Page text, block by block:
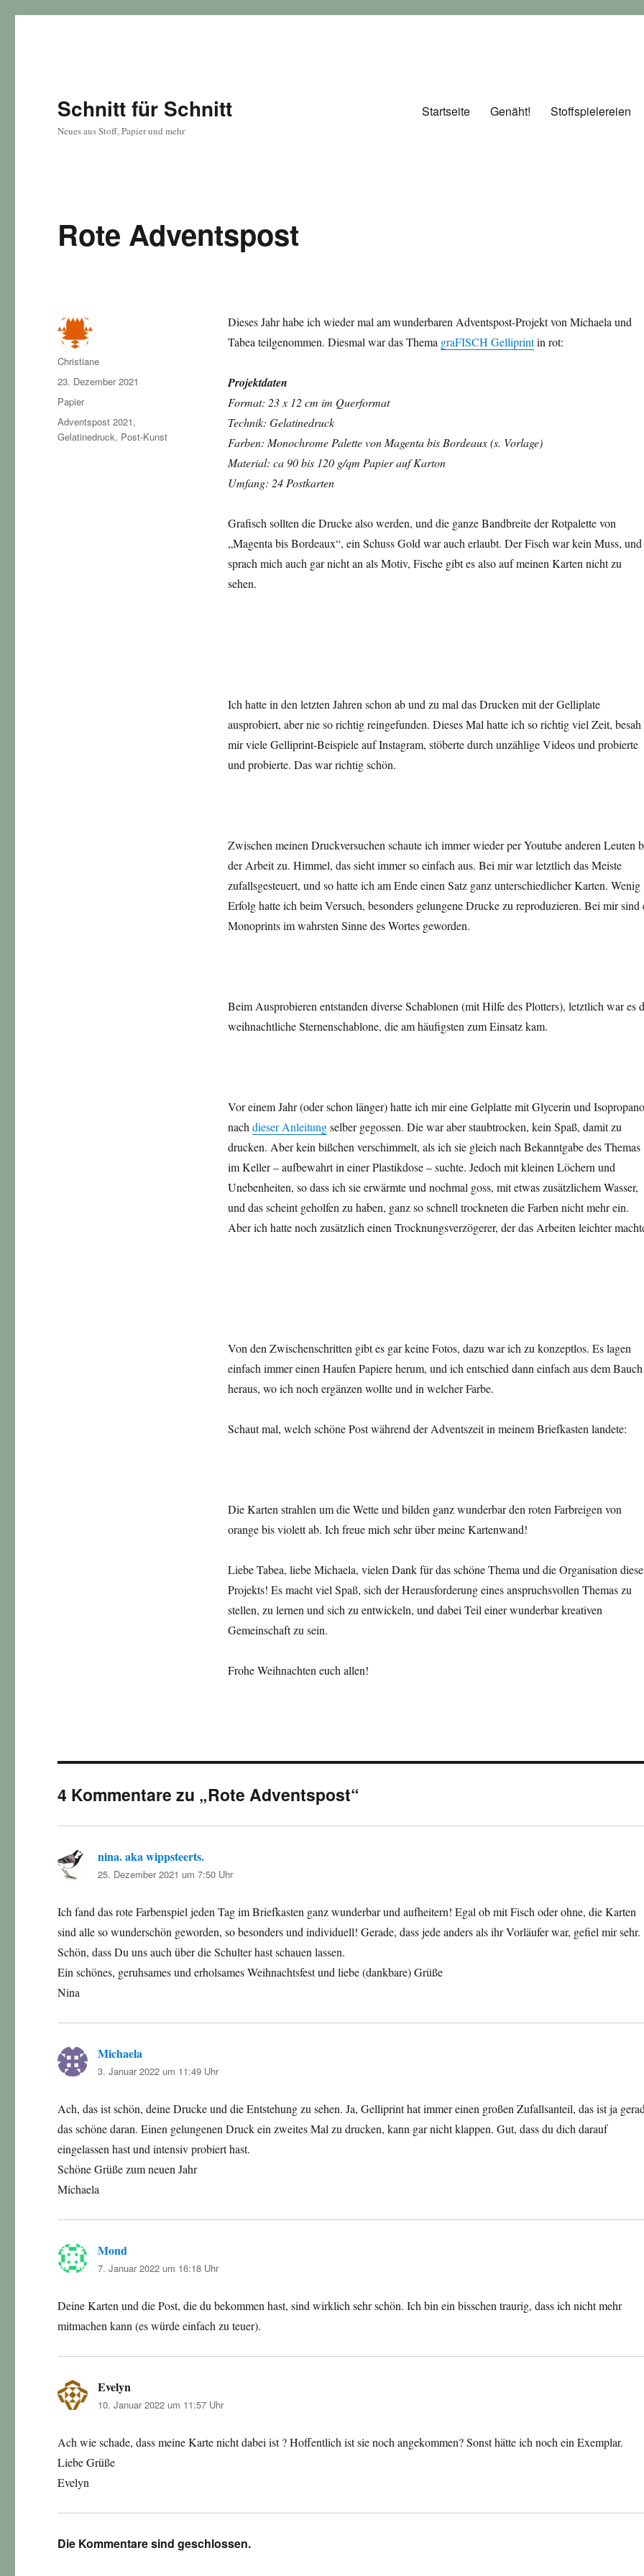
Schnitt für Schnitt
Neues aus Stoff, Papier und mehr
Startseite Genäht! Stoffspielereien
Rote Adventspost
Dieses Jahr habe ich wieder mal am wunderbaren Adventspost-Projekt von Michaela und
Tabea teilgenommen. Diesmal war das Thema graFISCH Gelliprintin rot:
Projektdaten
Format: 23 x 12 cm im Querformat
Technik: Gelatinedruck
Farben: Monochrome Palette von Magenta bis Bordeaux (s. Vorlage)
Material: ca 90 bis 120 g/qm Papier auf Karton
Umfang: 24 Postkarten
Grafisch sollten die Drucke also werden, und die ganze Bandbreite der Rotpalette von
„Magenta bis Bordeaux“, ein Schuss Gold war auch erlaubt. Der Fisch war kein Muss, und
sprach mich auch gar nicht an als Motiv, Fische gibt es also auf meinen Karten nicht zu
sehen.
Ich hatte in den letzten Jahren schon ab und zu mal das Drucken mit der Gelliplate
ausprobiert, aber nie so richtig reingefunden. Dieses Mal hatte ich so richtig viel Zeit, besah
mir viele Gelliprint-Beispiele auf Instagram, stöberte durch unzählige Videos und probierte
und probierte. Das war richtig schön.
Zwischen meinen Druckversuchen schaute ich immer wieder per Youtube anderen Leuten
der Arbeit zu. Himmel, das sieht immer so einfach aus. Bei mir war letztlich das Meiste
zufallsgesteuert, und so hatte ich am Ende einen Satz ganz unterschiedlicher Karten. Wenig
Erfolg hatte ich beim Versuch, besonders gelungene Drucke zu reproduzieren. Bei mir sind
Monoprints im wahrsten Sinne des Wortes geworden.
Beim Ausprobieren entstanden diverse Schablonen (mit Hilfe des Plotters), letztlich war es
weihnachtliche Sternenschablone, die am häufigsten zum Einsatz kam.
Vor einem Jahr (oder schon länger) hatte ich mir eine Gelplatte mit Glycerin und
nach dieser Anleitungselber gegossen. Die war aber staubtrocken, kein Spaß, damit zu
drucken. Aber kein bißchen verschimmelt, als ich sie gleich nach Bekanntgabe des Themas
im Keller – aufbewahrt in einer Plastikdose – suchte. Jedoch mit kleinen Löchern und
Unebenheiten, so dass ich sie erwärmte und nochmal goss, mit etwas zusätzlichem Wasser,
und das scheint geholfen zu haben, ganz so schnell trockneten die Farben nicht mehr ein.
Aber ich hatte noch zusätzlich einen Trocknungsverzögerer, der das Arbeiten leichter
Von den Zwischenschritten gibt es gar keine Fotos, dazu war ich zu konzeptlos. Es lagen
einfach immer einen Haufen Papiere herum, und ich entschied dann einfach aus dem Bauch
heraus, wo ich noch ergänzen wollte und in welcher Farbe.
Schaut mal, welch schöne Post während der Adventszeit in meinem Briefkasten landete:
Die Karten strahlen um die Wette und bilden ganz wunderbar den roten Farbreigen von
orange bis violett ab. Ich freue mich sehr über meine Kartenwand!
Liebe Tabea, liebe Michaela, vielen Dank für das schöne Thema und die Organisation
Projekts! Es macht viel Spaß, sich der Herausforderung eines anspruchsvollen Themas zu
stellen, zu lernen und sich zu entwickeln, und dabei Teil einer wunderbar kreativen
Gemeinschaft zu sein.
Frohe Weihnachten euch allen!
Autor
Christiane
Veröffentlicht
am
23. Dezember 2021
Kategorien
Papier
Schlagwörter
Adventspost 2021,
Gelatinedruck, Post-Kunst
4 Kommentare zu „Rote Adventspost“
nina. aka wippsteerts.
25. Dezember 2021 um 7:50 Uhr
Ich fand das rote Farbenspiel jeden Tag im Briefkasten ganz wunderbar und aufheitern! Egal ob mit Fisch oder ohne, die Karten
sind alle so wunderschön geworden, so besonders und individuell! Gerade, dass jede anders als ihr Vorläufer war, gefiel mir sehr.
Schön, dass Du uns auch über die Schulter hast schauen lassen.
Ein schönes, geruhsames und erholsames Weihnachtsfest und liebe (dankbare) Grüße
Nina
Michaela
3. Januar 2022 um 11:49 Uhr
Ach, das ist schön, deine Drucke und die Entstehung zu sehen. Ja, Gelliprint hat immer einen großen Zufallsanteil, das ist ja
das schöne daran. Einen gelungenen Druck ein zweites Mal zu drucken, kann gar nicht klappen. Gut, dass du dich darauf
eingelassen hast und intensiv probiert hast.
Schöne Grüße zum neuen Jahr
Michaela
Mond
7. Januar 2022 um 16:18 Uhr
Deine Karten und die Post, die du bekommen hast, sind wirklich sehr schön. Ich bin ein bisschen traurig, dass ich nicht mehr
mitmachen kann (es würde einfach zu teuer).
Evelyn
10. Januar 2022 um 11:57 Uhr
Ach wie schade, dass meine Karte nicht dabei ist ? Hoffentlich ist sie noch angekommen? Sonst hätte ich noch ein Exemplar.
Liebe Grüße
Evelyn
Die Kommentare sind geschlossen.